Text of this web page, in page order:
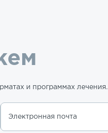
и программах лечения.
Электронная почта